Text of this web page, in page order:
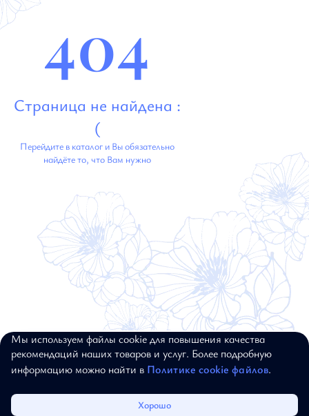
404
Страница не найдена :
(
Перейдите в каталог и Вы обязательно
найдёте то, что Вам нужно
© 2017–2026, ALEXANDER BOGDANOV.
ВСЕ ПРАВА ЗАЩИЩЕНЫ
Избранное Корзина
Мы используем файлы cookie для повышения качества
рекомендаций наших товаров и услуг. Более подробную
информацию можно найти в Политике cookie файлов.
Хорошо